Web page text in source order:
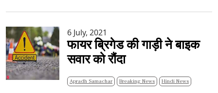
6 July, 2021
फायर ब्रिगेड की गाड़ी ने बाइक
सवार को रौंदा
Apradh Samachar Breaking News Hindi News